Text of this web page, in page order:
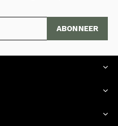
ABONNEER